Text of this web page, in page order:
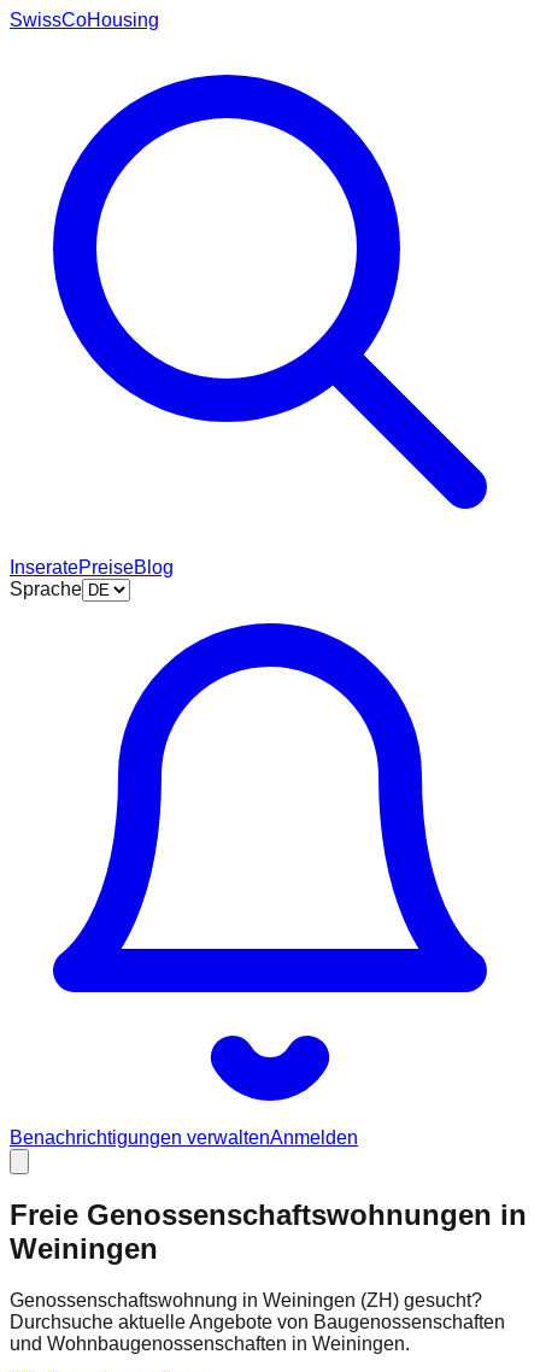
SwissCoHousing
InseratePreiseBlog
Sprache
Benachrichtigungen verwaltenAnmelden
Freie Genossenschaftswohnungen in
Weiningen
Genossenschaftswohnung in Weiningen (ZH) gesucht?
Durchsuche aktuelle Angebote von Baugenossenschaften
und Wohnbaugenossenschaften in Weiningen.